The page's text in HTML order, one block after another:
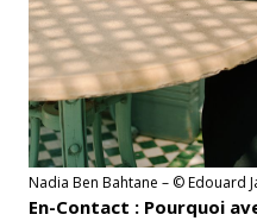
Nadia Ben Bahtane – © Edouard
En-Contact : Pourquoi